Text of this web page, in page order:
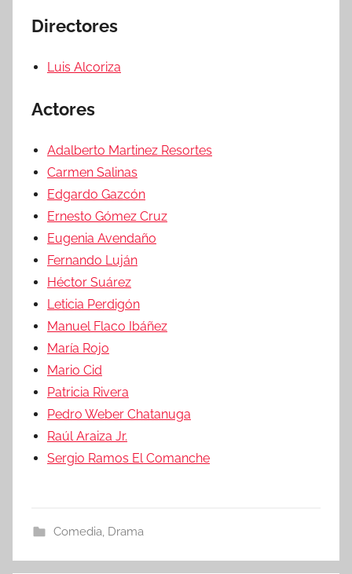
Directores
Luis Alcoriza
Actores
Adalberto Martinez Resortes
Carmen Salinas
Edgardo Gazcón
Ernesto Gómez Cruz
Eugenia Avendaño
Fernando Luján
Héctor Suárez
Leticia Perdigón
Manuel Flaco Ibáñez
María Rojo
Mario Cid
Patricia Rivera
Pedro Weber Chatanuga
Raúl Araiza Jr.
Sergio Ramos El Comanche
Comedia, Drama